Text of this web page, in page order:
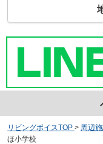
リビングボイスTOP > 周辺
ほ小学校